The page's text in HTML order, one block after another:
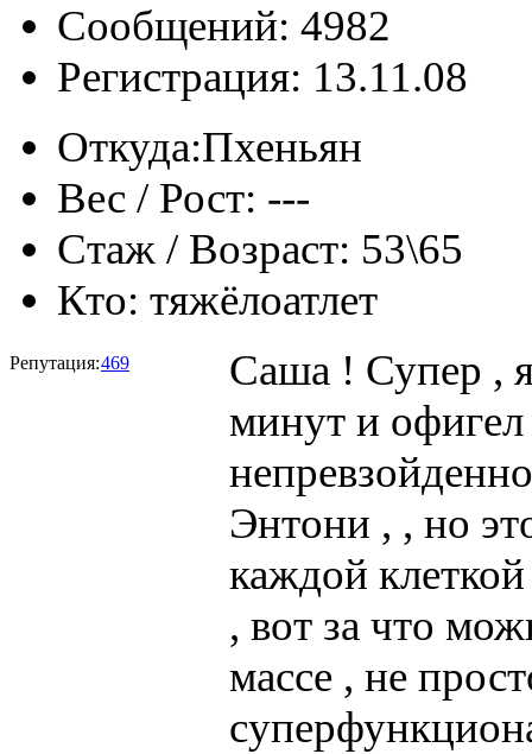
Сообщений: 4982
Регистрация: 13.11.08
Откуда:Пхеньян
Вес / Рост: ---
Стаж / Возраст: 53\65
Кто: тяжёлоатлет
Репутация:469
Саша ! Супер , я
минут и
Энтони , , но
каждой
, вот за что
массе , не